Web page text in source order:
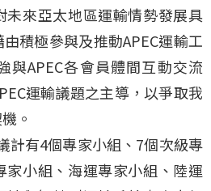
未來亞太地區運輸情勢發展具
積極參與及推動APEC運輸工
與APEC各會員體間互動交流
運輸議題之主導，以爭取我
。
計有4個專家小組、7個次級專
家小組、海運專家小組、陸運